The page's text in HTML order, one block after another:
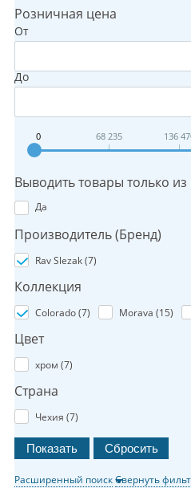
Розничная цена
От
До
0 68 235 136
Выводить товары только
Да
Производитель (Бренд)
Rav Slezak (7)
Коллекция
Colorado (7) Morava (15)
Цвет
хром (7)
Страна
Чехия (7)
Расширенный поискСвернуть